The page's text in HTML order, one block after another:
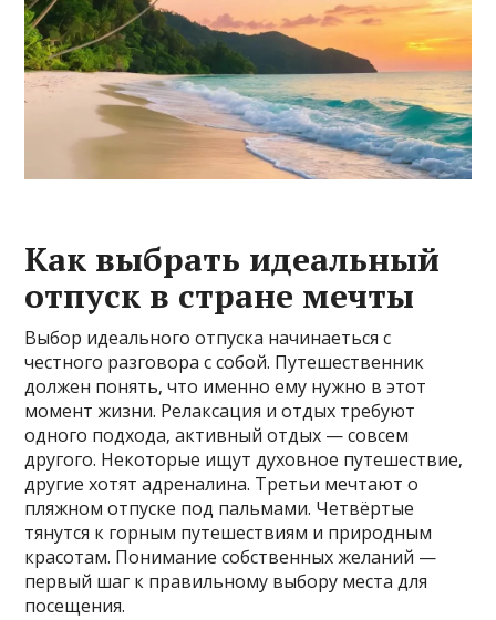
Как выбрать идеальный
отпуск в стране мечты
Выбор идеального отпуска начинаеться с
честного разговора с собой. Путешественник
должен понять‚ что именно ему нужно в этот
момент жизни. Релаксация и отдых требуют
одного подхода‚ активный отдых — совсем
другого. Некоторые ищут духовное путешествие‚
другие хотят адреналина. Третьи мечтают о
пляжном отпуске под пальмами. Четвёртые
тянутся к горным путешествиям и природным
красотам. Понимание собственных желаний —
первый шаг к правильному выбору места для
посещения.